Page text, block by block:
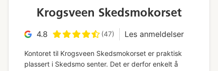
Krogsveen Skedsmokorset
4.8 (47) Les anmeldelser
Kontoret til Krogsveen Skedsmokorset er praktisk
plassert i Skedsmo senter. Det er derfor enkelt å